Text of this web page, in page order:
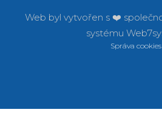
Web byl vytvořen s ❤️
systému
Správa cookies